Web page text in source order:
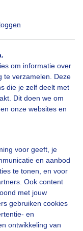
om informatie over
te verzamelen. Deze
die je zelf deelt met
Dit doen we om
onze websites en
voor geeft, je
en aanbod
te tonen, en voor
Ook content
met jouw
gebruiken cookies
en
ontwikkeling van